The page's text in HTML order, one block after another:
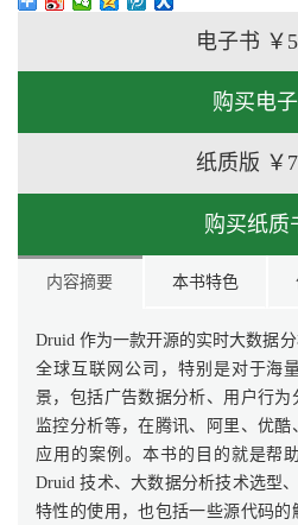
电子书 ￥
购买电
纸质版 ￥
购买纸质
内容摘要 本书特色
Druid 作为一款开源的实时大数据
全球互联网公司，特别是对于海
景，包括广告数据分析、用户行
监控分析等，在腾讯、阿里、优
应用的案例。本书的目的就是帮
Druid 技术、大数据分析技术选型
特性的使用，也包括一些源代码